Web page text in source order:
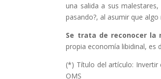
una salida a sus
pasando?, al asumir que algo
Se trata de reconocer la
propia economía libidinal, es
(*) Título del artículo: Invertir
OMS